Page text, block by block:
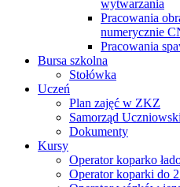
wytwarzania
Pracowania
numerycznie
Pracowania
Bursa szkolna
Stołówka
Uczeń
Plan zajęć w ZKZ
Samorząd Uczniowski
Dokumenty
Kursy
Operator koparko
Operator koparki do